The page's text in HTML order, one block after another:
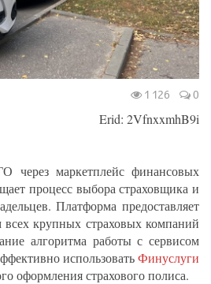
1 126 0
Erid: 2VfnxxmhB9i
через маркетплейс финансовых
процесс выбора страховщика и
Платформа предоставляет
крупных страховых компаний
алгоритма работы с сервисом
использоватьФинуслуги
оформления страхового полиса.